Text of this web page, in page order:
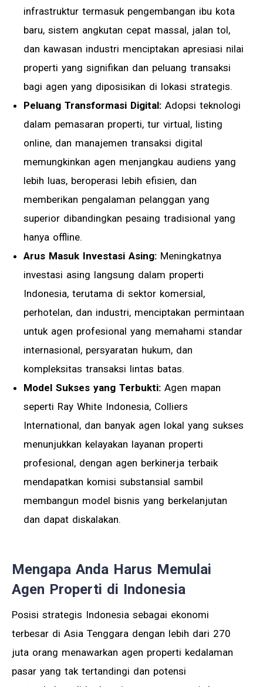
infrastruktur termasuk pengembangan ibu kota
baru, sistem angkutan cepat massal, jalan tol,
dan kawasan industri menciptakan apresiasi nilai
properti yang signifikan dan peluang transaksi
bagi agen yang diposisikan di lokasi strategis.
Peluang Transformasi Digital: Adopsi teknologi
dalam pemasaran properti, tur virtual, listing
online, dan manajemen transaksi digital
memungkinkan agen menjangkau audiens yang
lebih luas, beroperasi lebih efisien, dan
memberikan pengalaman pelanggan yang
superior dibandingkan pesaing tradisional yang
hanya offline.
Arus Masuk Investasi Asing: Meningkatnya
investasi asing langsung dalam properti
Indonesia, terutama di sektor komersial,
perhotelan, dan industri, menciptakan permintaan
untuk agen profesional yang memahami standar
internasional, persyaratan hukum, dan
kompleksitas transaksi lintas batas.
Model Sukses yang Terbukti: Agen mapan
seperti Ray White Indonesia, Colliers
International, dan banyak agen lokal yang sukses
menunjukkan kelayakan layanan properti
profesional, dengan agen berkinerja terbaik
mendapatkan komisi substansial sambil
membangun model bisnis yang berkelanjutan
dan dapat diskalakan.
Mengapa Anda Harus Memulai
Agen Properti di Indonesia
Posisi strategis Indonesia sebagai ekonomi
terbesar di Asia Tenggara dengan lebih dari 270
juta orang menawarkan agen properti kedalaman
pasar yang tak tertandingi dan potensi